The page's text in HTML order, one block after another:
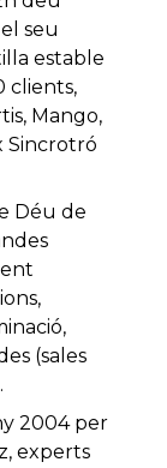
seu
estable
clients,
Mango,
Sincrotró
Déu de
(sales
2004 per
experts